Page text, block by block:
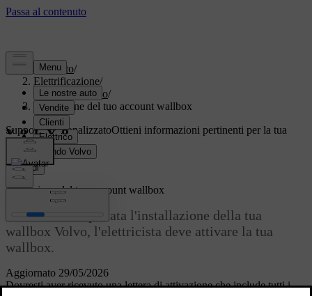
Supporto/
Elettrificazione/
Wallbox Volvo/
Attivazione del tuo account wallbox
Supporto personalizzatoOttieni informazioni pertinenti per la tua
auto specifica.
Accedi
Aggiornato 29/05/2026
Attivazione del tuo account wallbox
Una volta completata l'installazione della tua
wallbox Volvo, l'elettricista deve attivare la tua
wallbox.
Dovresti aver ricevuto una lettera di attivazione che include tutti i